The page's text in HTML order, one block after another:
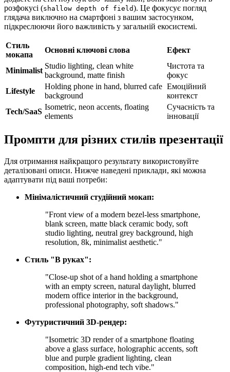
розфокусі (shallow depth of field). Це фокусує погляд
глядача виключно на смартфоні з вашим застосунком,
підкреслюючи його важливість у загальній екосистемі.
Стиль
мокапа
Основні ключові слова Ефект
Minimalist
Studio lighting, clean white
background, matte finish
Чистота та
фокус
Lifestyle
Holding phone in hand, blurred cafe
background
Емоційний
контекст
Tech/SaaS
Isometric, neon accents, floating
elements
Сучасність та
інновації
Промпти для різних стилів презентації
Для отримання найкращого результату використовуйте
деталізовані описи. Нижче наведені приклади, які можна
адаптувати під ваші потреби:
Мінімалістичний студійний мокап:
"Front view of a modern bezel-less smartphone,
blank screen, matte black ceramic body, soft
studio lighting, neutral grey background, high
resolution, 8k, minimalist aesthetic."
Стиль "В руках":
"Close-up shot of a hand holding a smartphone
with an empty screen, natural daylight, blurred
modern office interior in the background,
professional photography, soft shadows."
Футуристичний 3D-рендер:
"Isometric 3D render of a smartphone floating
above a glass surface, holographic accents, soft
blue and purple gradient lighting, clean
composition, high-end tech vibe."